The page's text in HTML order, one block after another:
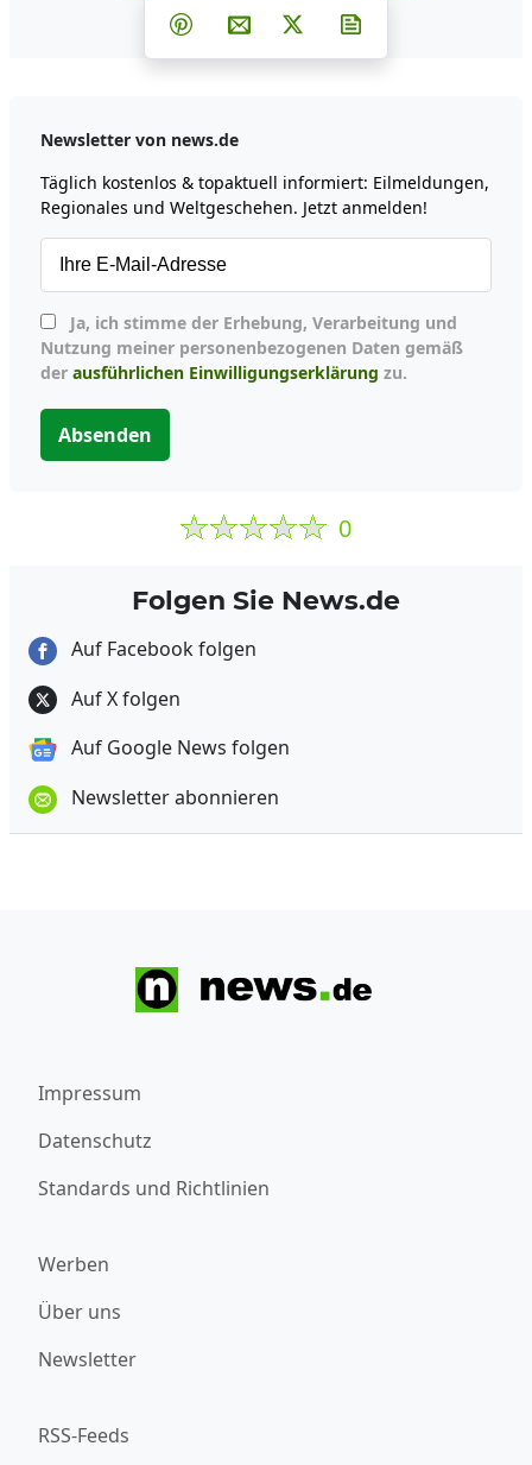
Teilen auf Facebook
Teilen auf Whatsapp
Teilen auf Telegram
Teilen auf Pinterest
Per E-Mail teilen
Post auf X
Newsletter von news.de
Täglich kostenlos & topaktuell informiert: Eilmeldungen,
Regionales und Weltgeschehen. Jetzt anmelden!
Nutzung meiner personenbezogenen Daten gemäß
der ausführlichen Einwilligungserklärung zu.
Absenden
0
Folgen Sie News.de
Auf Facebook folgen
Auf X folgen
Auf Google News folgen
Newsletter abonnieren
Impressum
Datenschutz
Standards und Richtlinien
Werben
Über uns
Newsletter
RSS-Feeds